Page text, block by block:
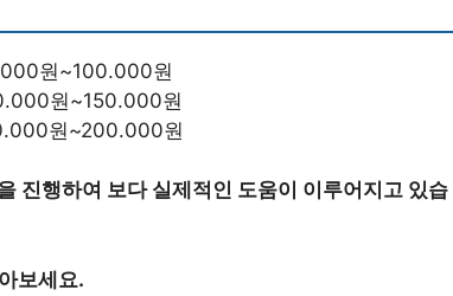
원~100.000원
원~150.000원
원~200.000원
진행하여 보다 실제적인 도움이 이루어지고 있습
보세요.